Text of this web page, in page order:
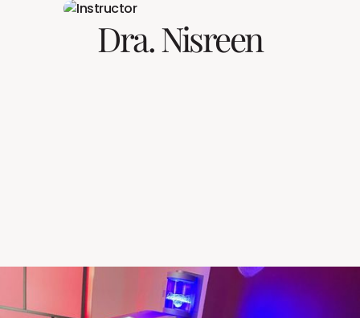
Dra. Nisreen